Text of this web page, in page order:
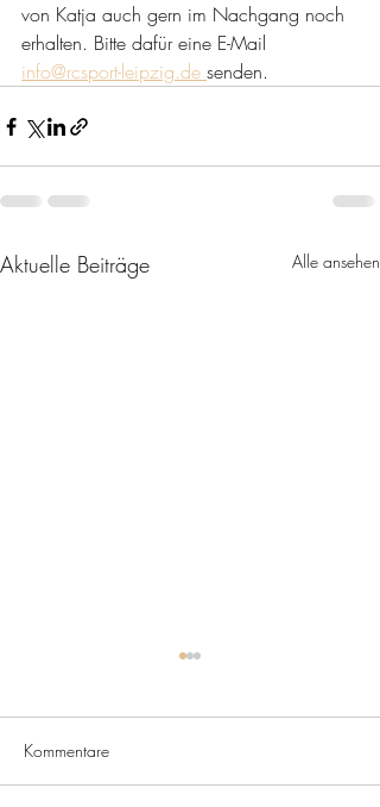
von Katja auch gern im Nachgang noch
erhalten. Bitte dafür eine E-Mail
info@rcsport-leipzig.de senden.
Aktuelle Beiträge Alle ansehen
Kommentare